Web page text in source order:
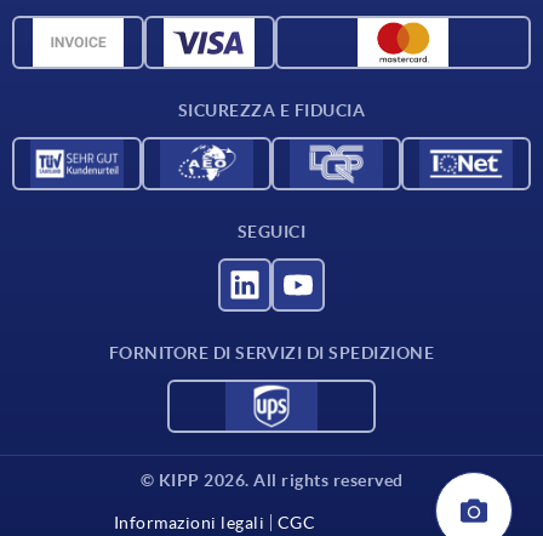
Dati CAD
SICUREZZA E FIDUCIA
SEGUICI
FORNITORE DI SERVIZI DI SPEDIZIONE
© KIPP 2026. All rights reserved
Informazioni legali CGC